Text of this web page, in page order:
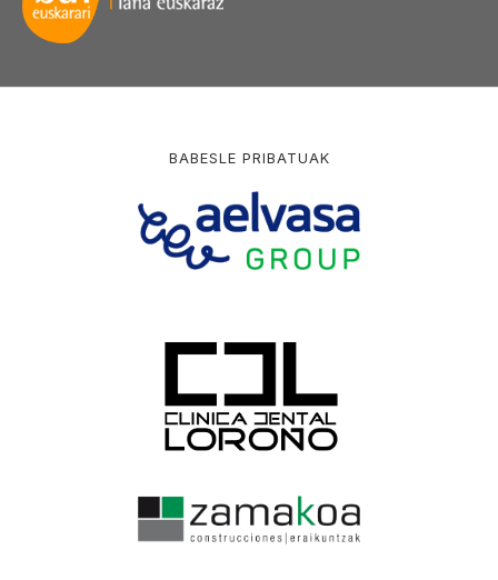
BABESLE PRIBATUAK